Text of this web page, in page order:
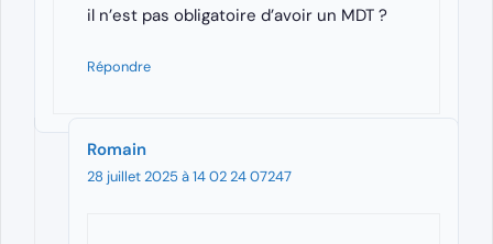
il n’est pas obligatoire d’avoir un MDT ?
Répondre
Romain
28 juillet 2025 à 14 02 24 07247